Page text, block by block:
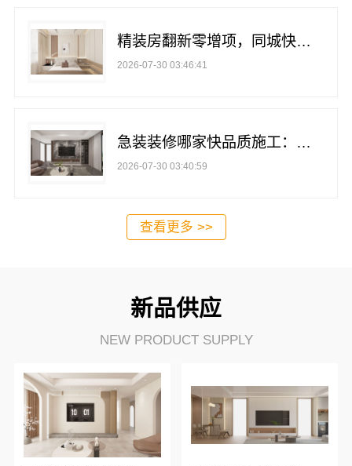
精装房翻新零增项，同城快装（湖北）科技有限公司武昌北欧风装修
2026-07-30 03:46:41
急装装修哪家快品质施工：同城快装（湖北）科技有限公司工期保障，值得信赖
2026-07-30 03:40:59
查看更多 >>
新品供应
NEW PRODUCT SUPPLY